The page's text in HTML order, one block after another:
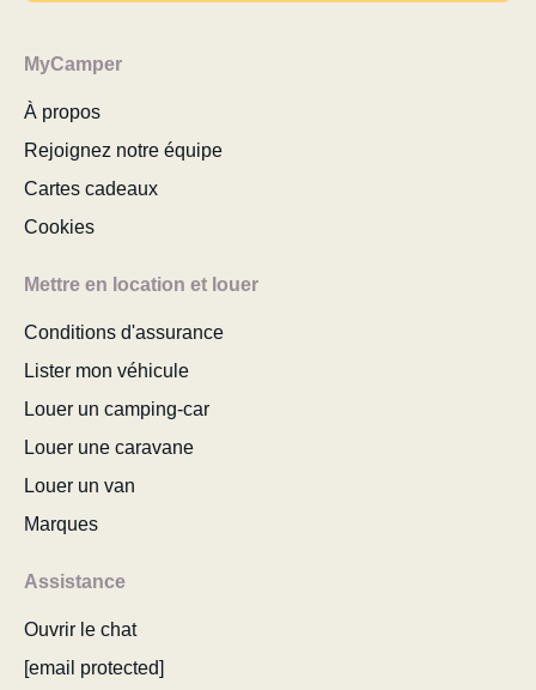
MyCamper
À propos
Rejoignez notre équipe
Cartes cadeaux
Cookies
Mettre en location et louer
Conditions d'assurance
Lister mon véhicule
Louer un camping-car
Louer une caravane
Louer un van
Marques
Assistance
Ouvrir le chat
[email protected]